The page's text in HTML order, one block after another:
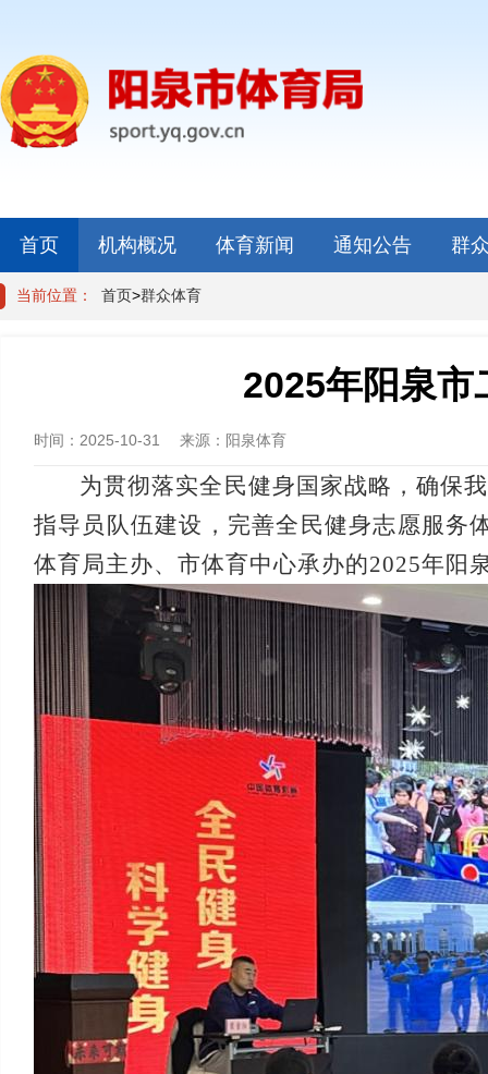
首页 机构概况 体育新闻 通知公告 群
当前位置： 首页>群众体育
2025年阳泉市
时间： 2025-10-31 来源： 阳泉体育
为贯彻落实全民健身国家战略，确保
指导员队伍建设，完善全民健身志愿服务
体育局主办、市体育中心承办的2025年阳